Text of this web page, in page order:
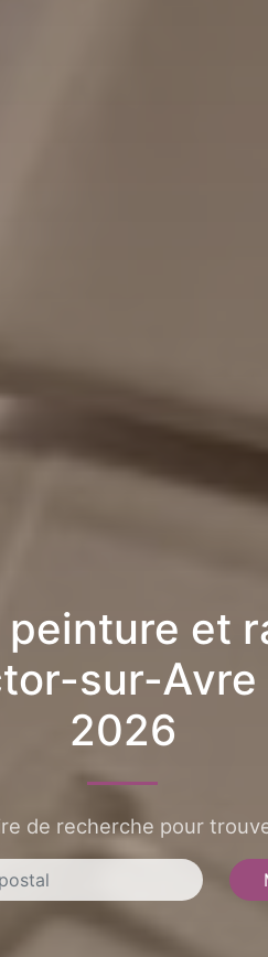
peinture et
sur-Avre
2026
de recherche pour